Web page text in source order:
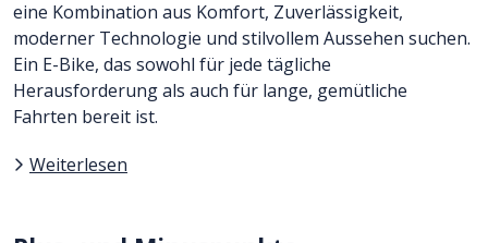
eine Kombination aus Komfort, Zuverlässigkeit,
moderner Technologie und stilvollem Aussehen suchen.
Ein E-Bike, das sowohl für jede tägliche
Herausforderung als auch für lange, gemütliche
Fahrten bereit ist.
Weiterlesen